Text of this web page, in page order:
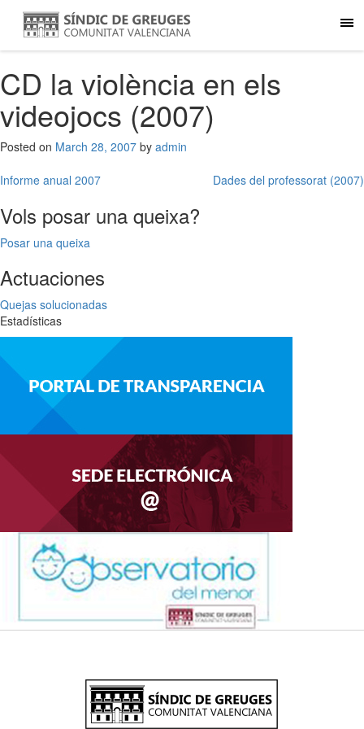
CD la violència en els
videojocs (2007)
Posted on March 28, 2007 by admin
Post
navigation
Informe anual 2007 Dades del professorat (2007)
Vols posar una queixa?
Posar una queixa
Actuaciones
Quejas solucionadas
Estadísticas